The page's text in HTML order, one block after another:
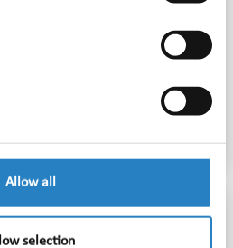
Allow all
selection